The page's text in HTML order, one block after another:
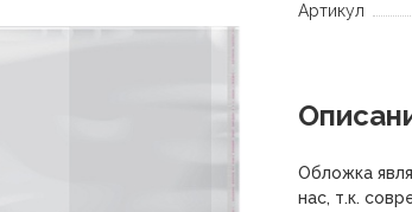
Артикул
Обложка
нас, т.к.